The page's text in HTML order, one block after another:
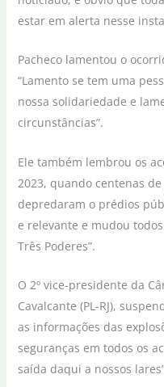
estar em alerta nesse
Pacheco lamentou o
“Lamento se tem uma
nossa solidariedade e
circunstâncias”.
Ele também lembrou os
2023, quando centenas
depredaram o prédios
e relevante e mudou
Três Poderes”.
O 2º vice-presidente da
Cavalcante (PL-RJ),
as informações das
seguranças em todos os
saída daqui a nossos